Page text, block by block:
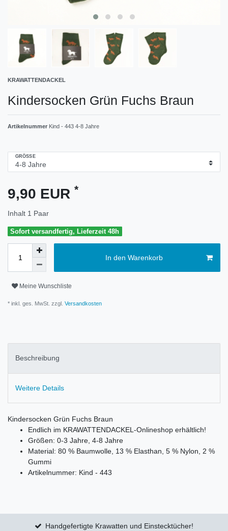
KRAWATTENDACKEL
Kindersocken Grün Fuchs Braun
Artikelnummer Kind - 443 4-8 Jahre
GRÖSSE
9,90 EUR *
Inhalt 1 Paar
Sofort versandfertig, Lieferzeit 48h
In den Warenkorb
Meine Wunschliste
* inkl. ges. MwSt. zzgl. Versandkosten
Beschreibung
Weitere Details
Kindersocken Grün Fuchs Braun
Endlich im KRAWATTENDACKEL-Onlineshop erhältlich!
Größen: 0-3 Jahre, 4-8 Jahre
Material: 80 % Baumwolle, 13 % Elasthan, 5 % Nylon, 2 %
Gummi
Artikelnummer: Kind - 443
Handgefertigte Krawatten und Einstecktücher!